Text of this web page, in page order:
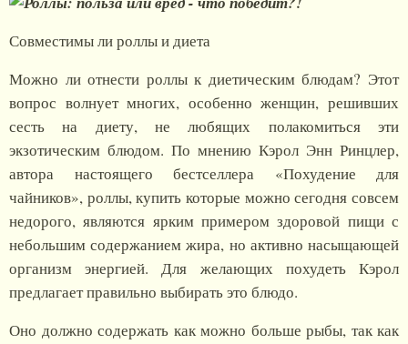
Совместимы ли роллы и диета
Можно ли отнести роллы к диетическим блюдам? Этот
вопрос волнует многих, особенно женщин, решивших
сесть на диету, не любящих полакомиться эти
экзотическим блюдом. По мнению Кэрол Энн Ринцлер,
автора настоящего бестселлера «Похудение для
чайников», роллы, купить которые можно сегодня совсем
недорого, являются ярким примером здоровой пищи с
небольшим содержанием жира, но активно насыщающей
организм энергией. Для желающих похудеть Кэрол
предлагает правильно выбирать это блюдо.
Оно должно содержать как можно больше рыбы, так как